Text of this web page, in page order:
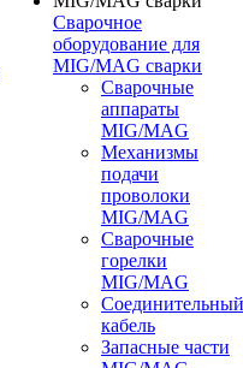
Сварочное
оборудование для
MIG/MAG сварки
Сварочные
аппараты
MIG/MAG
Механизмы
подачи
проволоки
MIG/MAG
Сварочные
горелки
MIG/MAG
Соединительный
кабель
Запасные части